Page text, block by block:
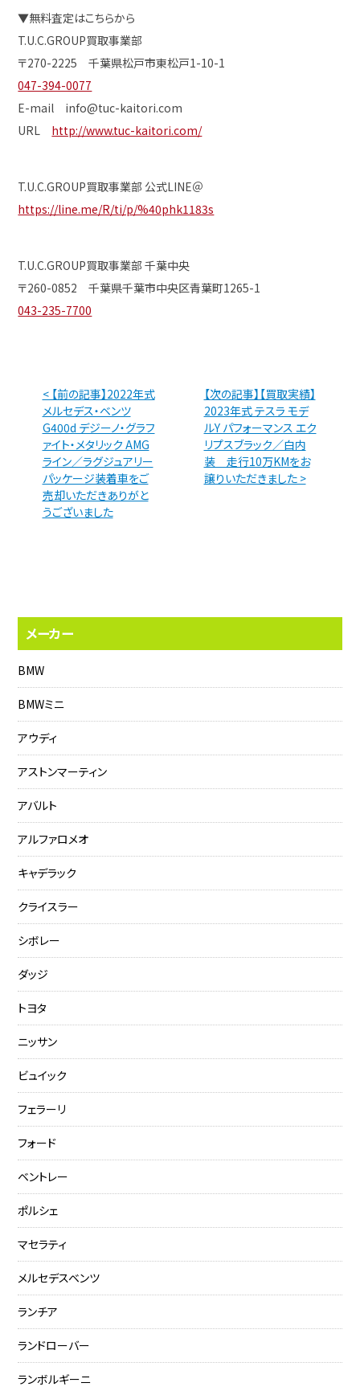
▼無料査定はこちらから
T.U.C.GROUP買取事業部
〒270-2225 千葉県松戸市東松戸1-10-1
047-394-0077
E-mail info@tuc-kaitori.com
URL http://www.tuc-kaitori.com/
T.U.C.GROUP買取事業部 公式LINE＠
https://line.me/R/ti/p/%40phk1183s
T.U.C.GROUP買取事業部 千葉中央
〒260-0852 千葉県千葉市中央区青葉町1265-1
043-235-7700
< 【前の記事】2022年式
メルセデス・ベンツ
G400d デジーノ・グラフ
ァイト・メタリック AMG
ライン／ラグジュアリー
パッケージ装着車をご
売却いただきありがと
うございました
【次の記事】【買取実績】
2023年式 テスラ モデ
ルY パフォーマンス エク
リプスブラック／白内
装 走行10万KMをお
譲りいただきました >
メーカー
BMW
BMWミニ
アウディ
アストンマーティン
アバルト
アルファロメオ
キャデラック
クライスラー
シボレー
ダッジ
トヨタ
ニッサン
ビュイック
フェラーリ
フォード
ベントレー
ポルシェ
マセラティ
メルセデスベンツ
ランチア
ランドローバー
ランボルギーニ